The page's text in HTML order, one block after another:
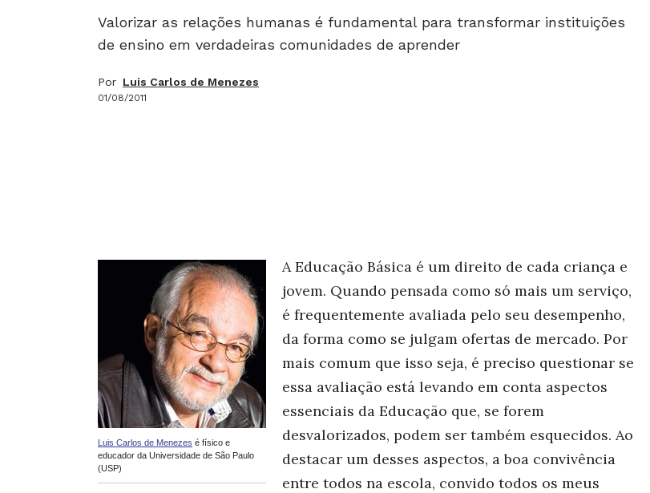
Valorizar as relações humanas é fundamental para transformar instituições
de ensino em verdadeiras comunidades de aprender
Por Luis Carlos de Menezes
01/08/2011
Luis Carlos de Menezes é físico e
educador da Universidade de São Paulo
(USP)
A Educação Básica é um direito de cada criança e
jovem. Quando pensada como só mais um serviço,
é frequentemente avaliada pelo seu desempenho,
da forma como se julgam ofertas de mercado. Por
mais comum que isso seja, é preciso questionar se
essa avaliação está levando em conta aspectos
essenciais da Educação que, se forem
desvalorizados, podem ser também esquecidos. Ao
destacar um desses aspectos, a boa convivência
entre todos na escola, convido todos os meus